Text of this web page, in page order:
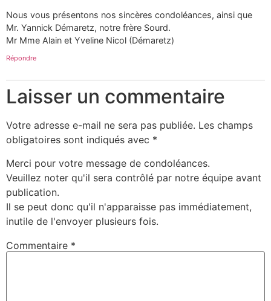
Nous vous présentons nos sincères condoléances, ainsi que
Mr. Yannick Démaretz, notre frère Sourd.
Mr Mme Alain et Yveline Nicol (Démaretz)
Répondre
Laisser un commentaire
Votre adresse e-mail ne sera pas publiée. Les champs
obligatoires sont indiqués avec *
Merci pour votre message de condoléances.
Veuillez noter qu'il sera contrôlé par notre équipe avant
publication.
Il se peut donc qu'il n'apparaisse pas immédiatement,
inutile de l'envoyer plusieurs fois.
Commentaire *